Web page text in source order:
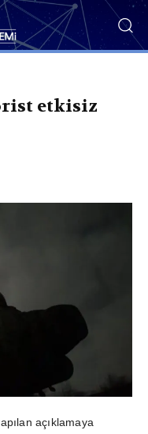
etkisiz
açıklamaya